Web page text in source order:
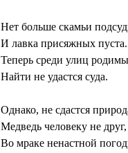
Нет больше скамьи
И лавка присяжных пуста.
Теперь среди улиц
Найти не удастся суда.
Однако, не сдастся
Медведь человеку не друг,
Во мраке ненастной